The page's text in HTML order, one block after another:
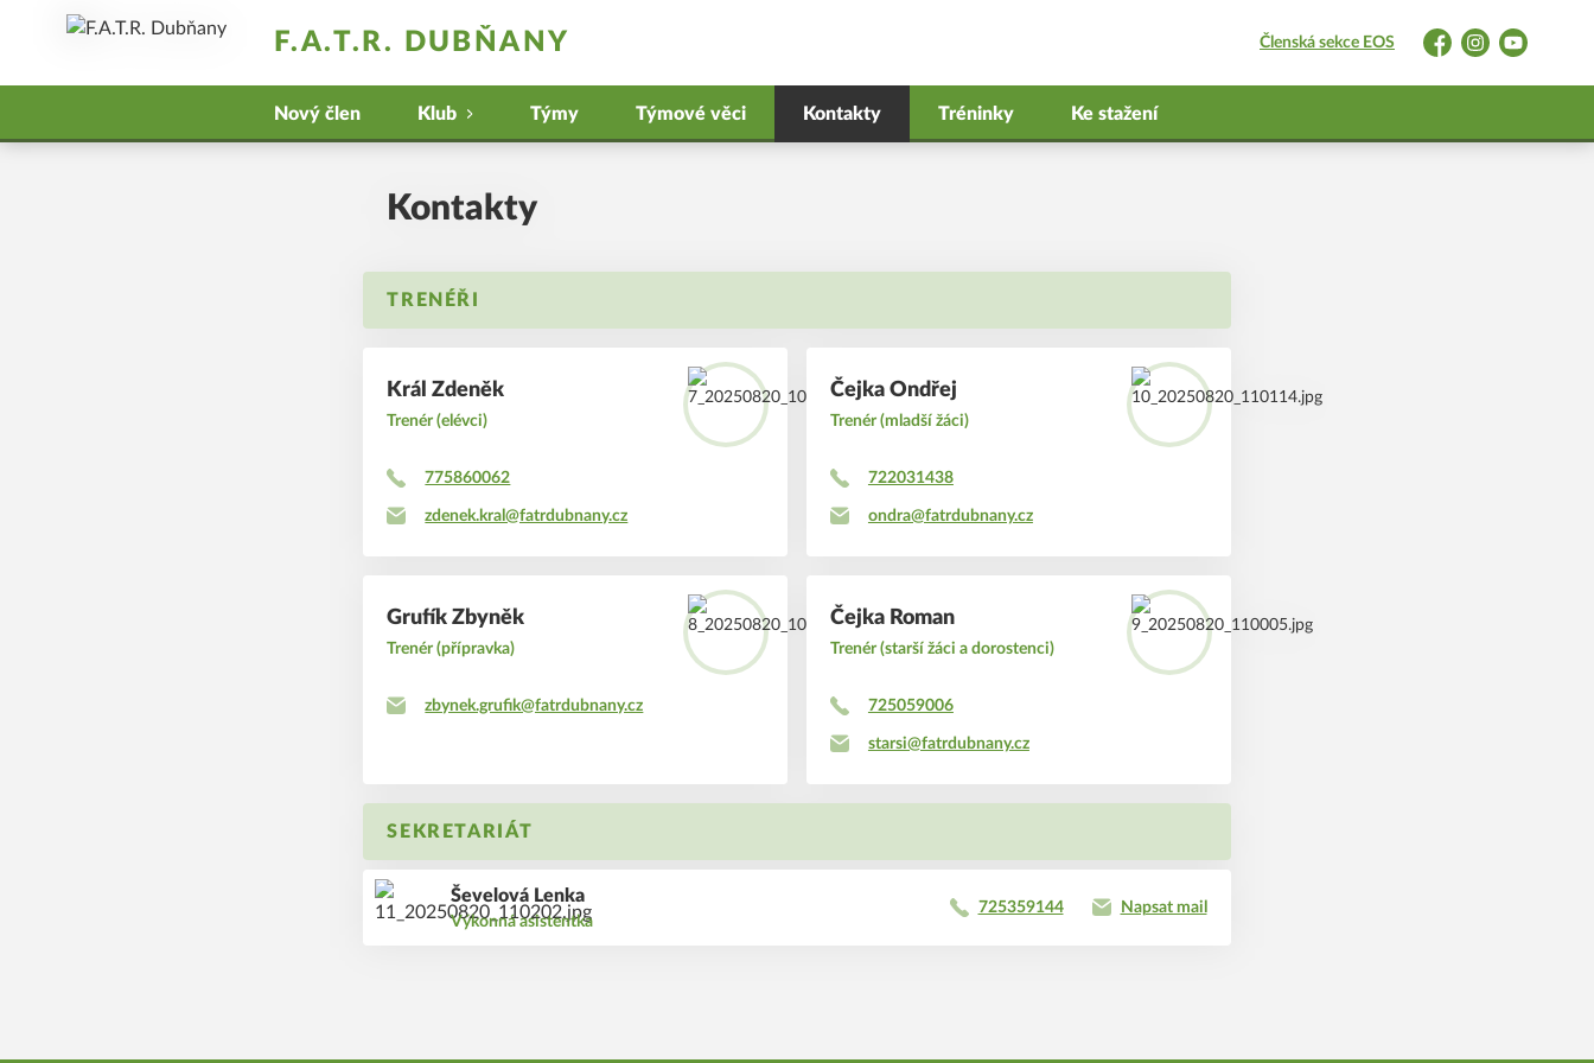
F.A.T.R. DUBŇANY Členská sekce EOS
FacebookInstagramYouTube
Nový člen Klub Týmy Týmové věci Kontakty Tréninky Ke stažení
Kontakty
TRENÉŘI
Král Zdeněk
Trenér (elévci)
775860062
zdenek.kral@fatrdubnany.cz
Čejka Ondřej
Trenér (mladší žáci)
722031438
ondra@fatrdubnany.cz
Grufík Zbyněk
Trenér (přípravka)
zbynek.grufik@fatrdubnany.cz
Čejka Roman
Trenér (starší žáci a dorostenci)
725059006
starsi@fatrdubnany.cz
SEKRETARIÁT
Ševelová Lenka
Výkonná asistentka
725359144 Napsat mail